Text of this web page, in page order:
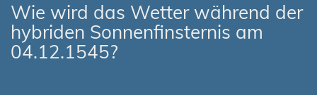
Wie wird das Wetter während der
hybriden Sonnenfinsternis am
04.12.1545?